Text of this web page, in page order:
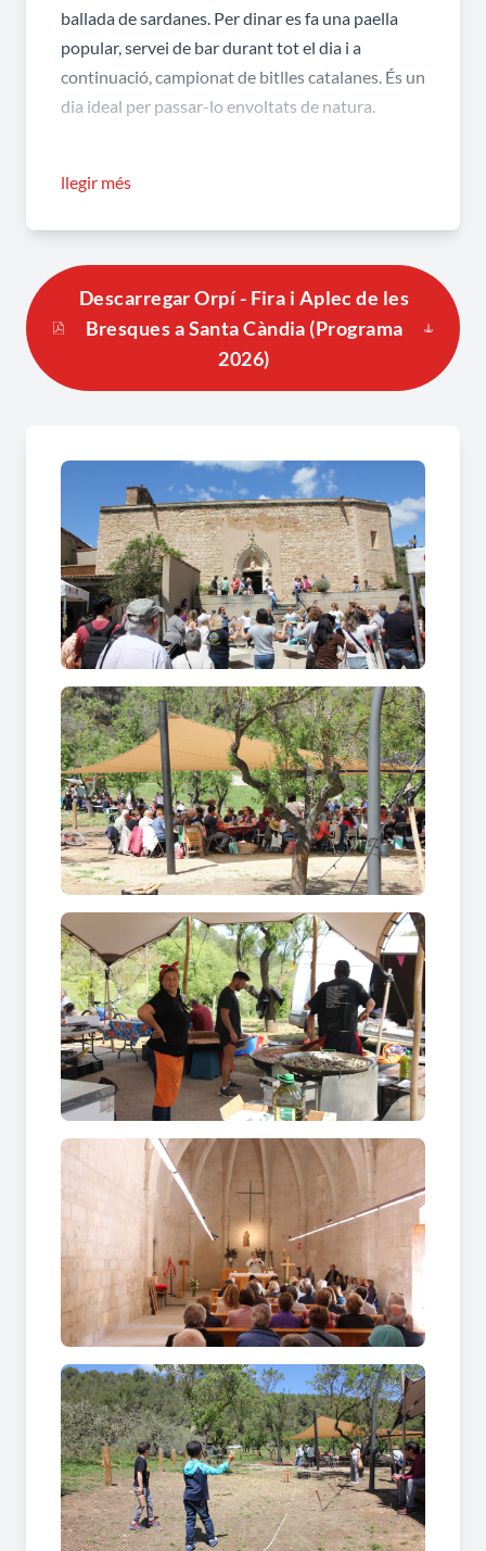
ballada de sardanes. Per dinar es fa una paella
popular, servei de bar durant tot el dia i a
continuació, campionat de bitlles catalanes. És un
dia ideal per passar-lo envoltats de natura.
Bresques,
llegir més
Descarregar Orpí - Fira i Aplec de les
Bresques a Santa Càndia (Programa
2026)